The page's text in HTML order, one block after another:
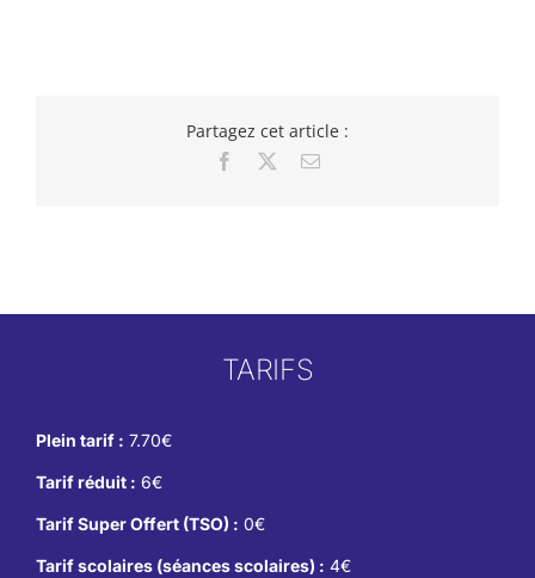
Partagez cet article :
Facebook Email
TARIFS
Plein tarif : 7.70€
Tarif réduit : 6€
Tarif Super Offert (TSO) : 0€
Tarif scolaires (séances scolaires) : 4€